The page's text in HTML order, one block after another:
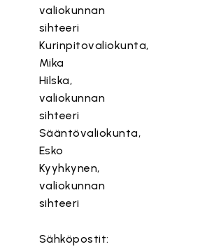
valiokunnan
sihteeri
Kurinpitovaliokunta,
Mika
Hilska,
valiokunnan
sihteeri
Sääntövaliokunta,
Esko
Kyyhkynen,
valiokunnan
sihteeri
Sähköpostit: